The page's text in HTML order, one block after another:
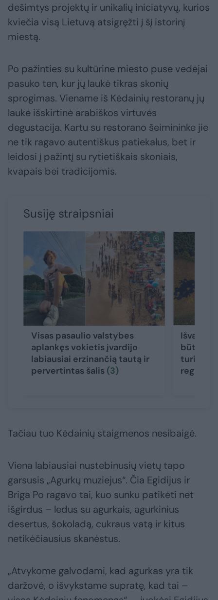
dešimtys projektų ir unikalių iniciatyvų, kurios
kviečia visą Lietuvą atsigręžti į šį istorinį
miestą.
Po pažinties su kultūrine miesto puse vedėjai
pasuko ten, kur jų laukė tikras skonių
sprogimas. Viename iš Kėdainių restoranų jų
laukė išskirtinė arabiškos virtuvės
degustacija. Kartu su restorano šeimininke jie
ne tik ragavo autentiškus patiekalus, bet ir
leidosi į pažintį su rytietiškais skoniais,
kvapais bei tradicijomis.
Susiję straipsniai
Visas pasaulio valstybes
aplankęs vokietis įvardijo
labiausiai erzinančią tautą ir
pervertintas šalis (3)
būtina
turi ką
regionui
Tačiau tuo Kėdainių staigmenos nesibaigė.
Viena labiausiai nustebinusių vietų tapo
garsusis „Agurkų muziejus“. Čia Egidijus ir
Briga Po ragavo tai, kuo sunku patikėti net
išgirdus – ledus su agurkais, agurkinius
desertus, šokoladą, cukraus vatą ir kitus
netikėčiausius skanėstus.
„Atvykome galvodami, kad agurkas yra tik
daržovė, o išvykstame supratę, kad tai –